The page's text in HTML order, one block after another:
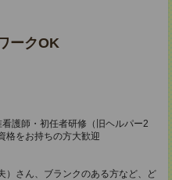
ークOK
護師・初任者研修（旧ヘルパー2
格をお持ちの方大歓迎
さん、ブランクのある方など、ど